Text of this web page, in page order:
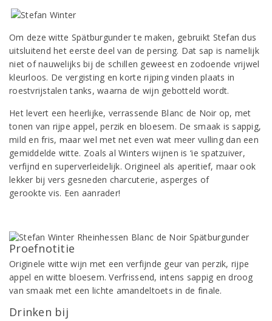
Om deze witte Spätburgunder te maken, gebruikt Stefan dus
uitsluitend het eerste deel van de persing. Dat sap is namelijk
niet of nauwelijks bij de schillen geweest en zodoende vrijwel
kleurloos. De vergisting en korte rijping vinden plaats in
roestvrijstalen tanks, waarna de wijn gebotteld wordt.
Het levert een heerlijke, verrassende Blanc de Noir op, met
tonen van rijpe appel, perzik en bloesem. De smaak is sappig,
mild en fris, maar wel met net even wat meer vulling dan een
gemiddelde witte. Zoals al Winters wijnen is ‘ie spatzuiver,
verfijnd en superverleidelijk. Origineel als aperitief, maar ook
lekker bij vers gesneden charcuterie, asperges of
gerookte vis. Een aanrader!
Proefnotitie
Originele witte wijn met een verfijnde geur van perzik, rijpe
appel en witte bloesem. Verfrissend, intens sappig en droog
van smaak met een lichte amandeltoets in de finale.
Drinken bij